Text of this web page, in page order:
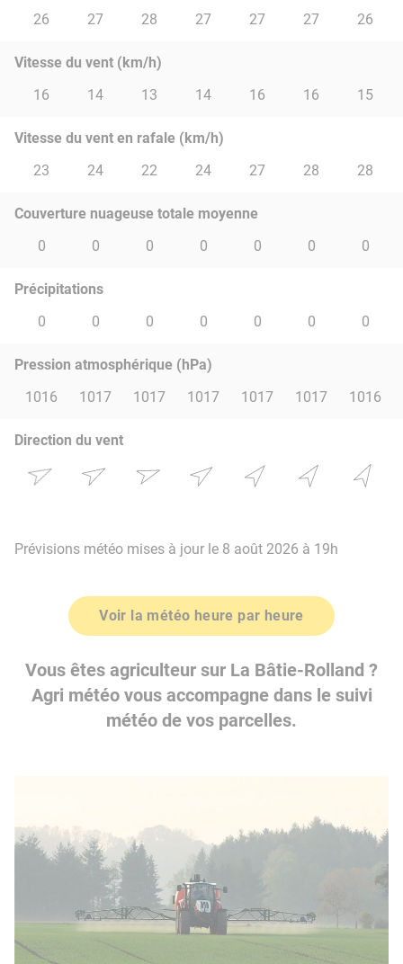
26
27 28 27 27 27 26
Vitesse du vent (km/h)
16
14 13 14 16 16 15
Vitesse du vent en rafale (km/h)
23
24 22 24 27 28 28
Couverture nuageuse totale moyenne
0
0 0 0 0 0 0
Précipitations
0
0 0 0 0 0 0
Pression atmosphérique (hPa)
1016
1017 1017 1017 1017 1017 1016
Direction du vent
Prévisions météo mises à jour le 8 août 2026 à 19h
Voir la météo heure par heure
Vous êtes agriculteur sur La Bâtie-Rolland ?
Agri météo vous accompagne dans le suivi
météo de vos parcelles.